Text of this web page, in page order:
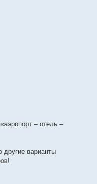
– отель –
другие варианты